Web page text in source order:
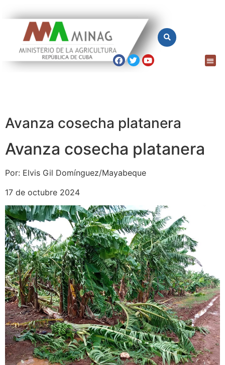
Avanza cosecha platanera
Avanza cosecha platanera
Por: Elvis Gil Domínguez/Mayabeque
17 de octubre 2024